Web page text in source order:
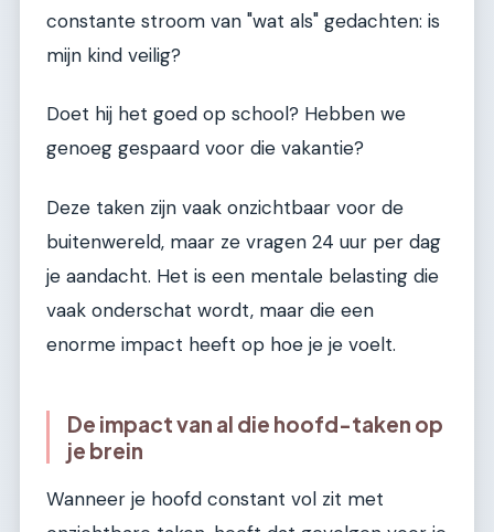
constante stroom van "wat als" gedachten: is
mijn kind veilig?
Doet hij het goed op school? Hebben we
genoeg gespaard voor die vakantie?
Deze taken zijn vaak onzichtbaar voor de
buitenwereld, maar ze vragen 24 uur per dag
je aandacht. Het is een mentale belasting die
vaak onderschat wordt, maar die een
enorme impact heeft op hoe je je voelt.
De impact van al die hoofd-taken op
je brein
Wanneer je hoofd constant vol zit met